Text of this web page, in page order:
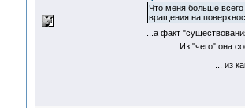
Что меня больше всего
вращения на
...а факт
Из "чего" она
... из какой